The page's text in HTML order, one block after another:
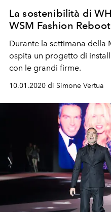
La sostenibilità di
WSM Fashion
Durante la settimana della
ospita un progetto di
con le grandi firme.
10.01.2020 di Simone Vertua